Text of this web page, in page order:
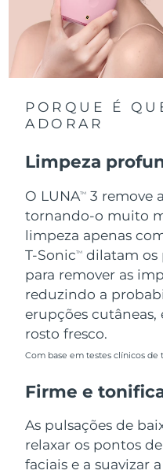
PORQUE É
ADORAR
Limpeza
O LUNATM
3 remove
tornando-o muito
limpeza apenas
T-SonicTM
dilatam os
para remover as
reduzindo a
erupções
rosto fresco.
Com base em testes clínicos de
Firme e
As pulsações de
relaxar os pontos
faciais e a suavizar
Singapura
Eslováquia
Eslovênia
Coreia do Sul
Espanha
Suécia
Suíça
Taiwan
Tailândia
Turquia
Emirados Árabes
Unidos